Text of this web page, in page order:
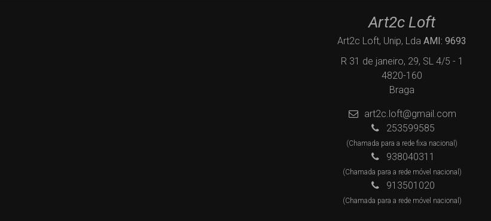
Art2c Loft
Art2c Loft, Unip, Lda AMI: 9693
R 31 de janeiro, 29, SL 4/5 - 1
4820-160
Braga
art2c.loft@gmail.com
253599585
(Chamada para a rede fixa nacional)
938040311
(Chamada para a rede móvel nacional)
913501020
(Chamada para a rede móvel nacional)